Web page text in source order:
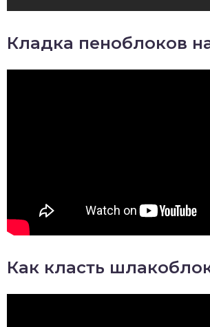
Кладка пеноблоков
Как класть